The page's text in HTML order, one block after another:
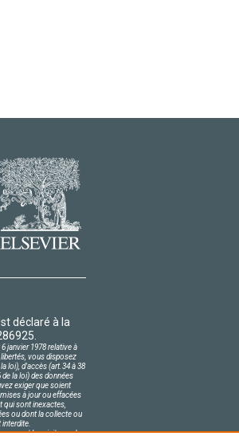
déclaré à la
janvier 1978 relative à
vous disposez
loi), d'accès (art.34 à 38
la loi) des données
exiger que soient
à jour ou effacées
sont inexactes,
ou dont la collecte ou
les visiteurs de